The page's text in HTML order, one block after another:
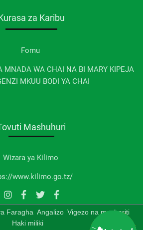
za Karibu
Fomu
MNADA WA CHAI NA BI MARY KIPEJA
MKUU BODI YA CHAI
Mashuhuri
Wizara ya Kilimo
www.kilimo.go.tz/
Faragha Angalizo Vigezo na mashariti
Haki miliki